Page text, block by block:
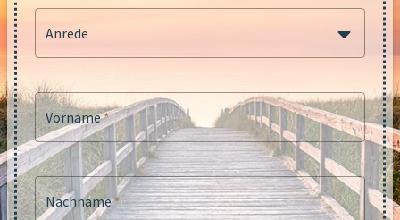
Anrede
Vorname*
Nachname*